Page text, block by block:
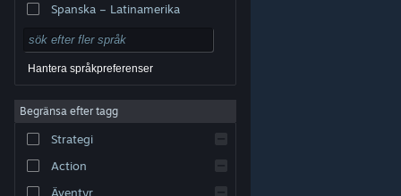
varumärken tillhör respektive ägare i USA och andra
Tillgänglighet
Återbetalningar|
Spanska – Latinamerika
Hantera språkpreferenser
Begränsa efter tagg
Strategi
Action
Äventyr